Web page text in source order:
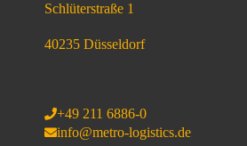
Schlüterstraße 1
40235 Düsseldorf
+49 211 6886-0
info@metro-logistics.de